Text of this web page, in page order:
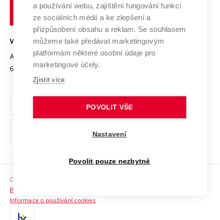
Transfer znalostí
Open Science
Projekty
Projekty ze strukturálních fondů
Specifický výzkum
Mezinárodní dohody
Univerzitní sítě
Podnikavá univerzita / ContriBUTe
Bezpečná univerzita
Vyznamenání
Organizační struktura
Ochrana osobních údajů
odkaz)
Sociální bezpečí
HR Award
technické
VYSOKÉ UČENÍ TECHNICKÉ V BRNĚ
Antonínská 548/1
602 00 Brno
www.vut.cz
vut@vutbr.cz
Copyright © 2026 VUT
Prohlášení o přístupnosti
Informace o používání cookies
a používání webu, zajištění fungování funkcí
ze sociálních médií a ke zlepšení a
přizpůsobení obsahu a reklam. Se souhlasem
můžeme také předávat marketingovým
platformám některé osobní údaje pro
marketingové účely.
Zjistit více
POVOLIT VŠE
Nastavení
Povolit pouze nezbytné